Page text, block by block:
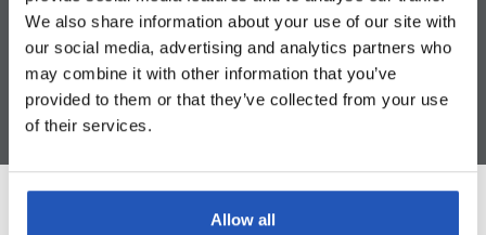
We also share information about your use of our site with
our social media, advertising and analytics partners who
may combine it with other information that you’ve
provided to them or that they’ve collected from your use
of their services.
Allow all
Konserveringsmedelsfri
Naturligt friktionsmedel från majs
Utan lösningsmedel